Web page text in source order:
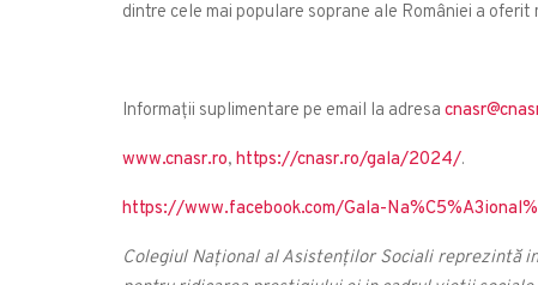
dintre cele mai populare soprane ale României a
Informații suplimentare pe email la adresa
www.cnasr.ro, https://cnasr.ro/gala/2024/.
https://www.facebook.com/Gala-
Colegiul Național al Asistenților Sociali reprezintă